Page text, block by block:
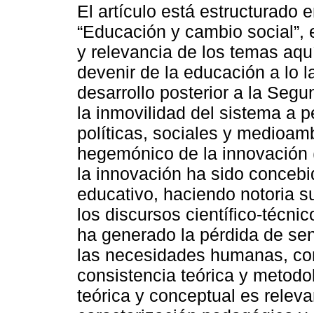
El artículo está estructurado
“Educación y cambio
y relevancia de los temas
devenir de la educación a lo
desarrollo posterior a la
la inmovilidad del sistema a
políticas, sociales y
hegemónico de la
la innovación ha sido
educativo, haciendo notoria
los discursos científico-
ha generado la pérdida de
las necesidades humanas,
consistencia teórica y
teórica y conceptual es